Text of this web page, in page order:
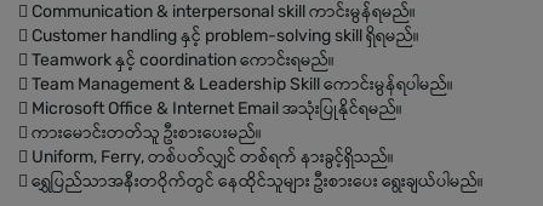
 Communication & interpersonal skill ကာင်းမွန်ရမည်။
 Customer handling နှင့် problem-solving skill ရှိရမည်။
 Teamwork နှင့် coordination ကောင်းရမည်။
 Team Management & Leadership Skill ကောင်းမွန်ရပါမည်။
 Microsoft Office & Internet Email အသုံးပြုနိုင်ရမည်။
 ကားမောင်းတတ်သူ ဦးစားပေးမည်။
 Uniform, Ferry, တစ်ပတ်လျှင် တစ်ရက် နားခွင့်ရှိသည်။
 ရွှေပြည်သာအနီးတဝိုက်တွင် နေထိုင်သူများ ဦးစားပေး ရွေးချယ်ပါမည်။